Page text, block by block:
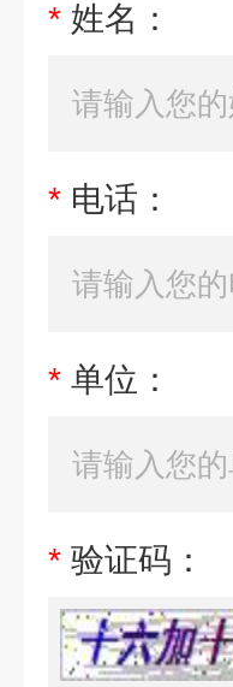
* 姓名：
* 电话：
* 单位：
* 验证码：